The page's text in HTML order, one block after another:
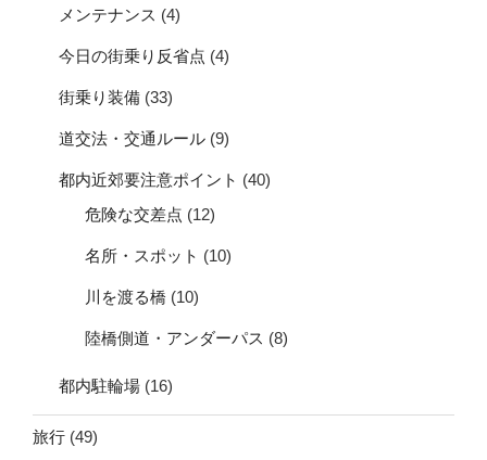
メンテナンス (4)
今日の街乗り反省点 (4)
街乗り装備 (33)
道交法・交通ルール (9)
都内近郊要注意ポイント (40)
危険な交差点 (12)
名所・スポット (10)
川を渡る橋 (10)
陸橋側道・アンダーパス (8)
都内駐輪場 (16)
旅行 (49)